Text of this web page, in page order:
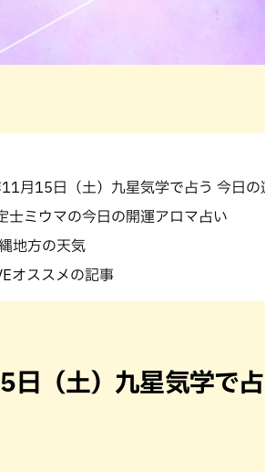
月15日（土）九星気学で占う 今日の
士ミウマの今日の開運アロマ占い
地方の天気
オススメの記事
（土）九星気学で